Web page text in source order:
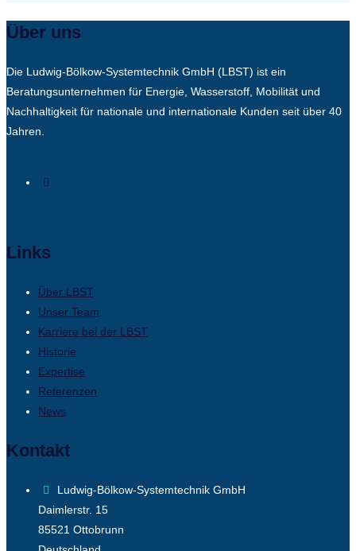
Über uns
Die Ludwig-Bölkow-Systemtechnik GmbH (LBST) ist ein
Beratungsunternehmen für Energie, Wasserstoff, Mobilität und
Nachhaltigkeit für nationale und internationale Kunden seit über 40
Jahren.
Links
Über LBST
Unser Team
Karriere bei der LBST
Historie
Expertise
Referenzen
News
Kontakt
Ludwig-Bölkow-Systemtechnik GmbH
Daimlerstr. 15
85521 Ottobrunn